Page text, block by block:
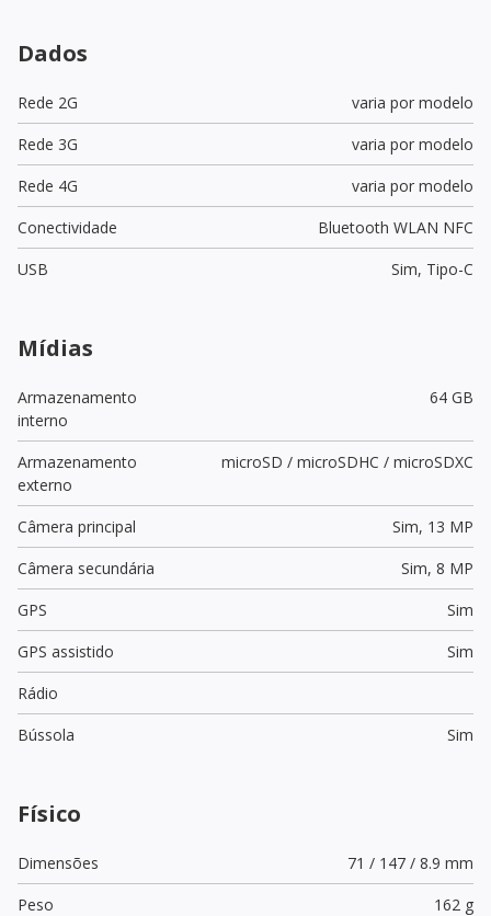
Dados
Rede 2G
varia por modelo
Rede 3G
varia por modelo
Rede 4G
varia por modelo
Conectividade
Bluetooth WLAN NFC
USB
Sim, Tipo-C
Mídias
Armazenamento
interno
64 GB
Armazenamento
externo
microSD / microSDHC / microSDXC
Câmera principal Sim, 13 MP
Câmera secundária
Sim, 8 MP
GPS
Sim
GPS assistido
Sim
Rádio
Bússola
Sim
Físico
Dimensões
71 / 147 / 8.9 mm
Peso
162 g